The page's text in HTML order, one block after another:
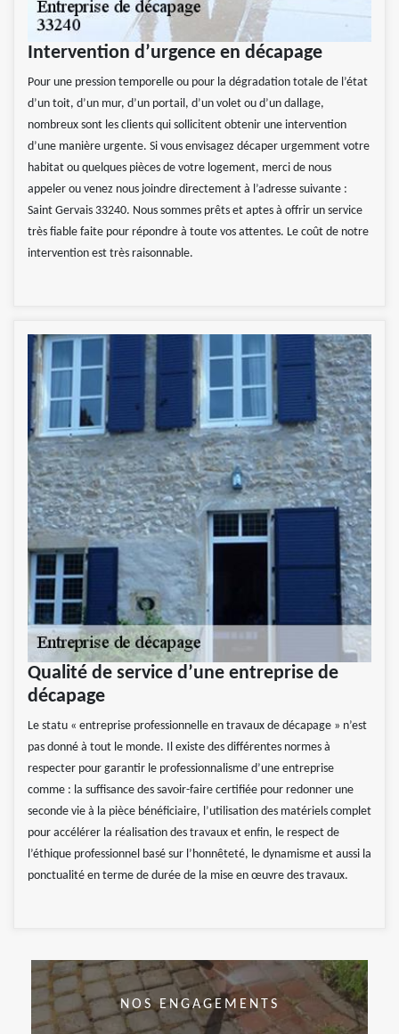
Intervention d’urgence en décapage
Pour une pression temporelle ou pour la dégradation totale de l’état
d’un toit, d’un mur, d’un portail, d’un volet ou d’un dallage,
nombreux sont les clients qui sollicitent obtenir une intervention
d’une manière urgente. Si vous envisagez décaper urgemment votre
habitat ou quelques pièces de votre logement, merci de nous
appeler ou venez nous joindre directement à l’adresse suivante :
Saint Gervais 33240. Nous sommes prêts et aptes à offrir un service
très fiable faite pour répondre à toute vos attentes. Le coût de notre
intervention est très raisonnable.
Qualité de service d’une entreprise de
décapage
Le statu « entreprise professionnelle en travaux de décapage » n’est
pas donné à tout le monde. Il existe des différentes normes à
respecter pour garantir le professionnalisme d’une entreprise
comme : la suffisance des savoir-faire certifiée pour redonner une
seconde vie à la pièce bénéficiaire, l’utilisation des matériels complet
pour accélérer la réalisation des travaux et enfin, le respect de
l’éthique professionnel basé sur l’honnêteté, le dynamisme et aussi la
ponctualité en terme de durée de la mise en œuvre des travaux.
NOS ENGAGEMENTS